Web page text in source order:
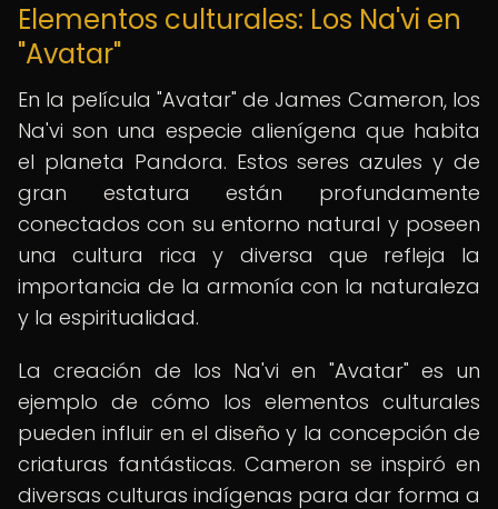
Elementos culturales: Los Na'vi en
"Avatar"
En la película "Avatar" de James Cameron, los
Na'vi son una especie alienígena que habita
el planeta Pandora. Estos seres azules y de
gran estatura están profundamente
conectados con su entorno natural y poseen
una cultura rica y diversa que refleja la
importancia de la armonía con la naturaleza
y la espiritualidad.
La creación de los Na'vi en "Avatar" es un
ejemplo de cómo los elementos culturales
pueden influir en el diseño y la concepción de
criaturas fantásticas. Cameron se inspiró en
diversas culturas indígenas para dar forma a